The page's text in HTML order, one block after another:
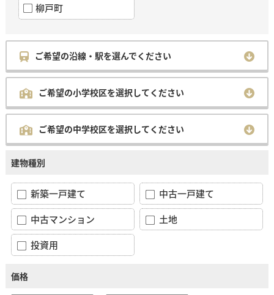
柳戸町
ご希望の沿線・駅を選んでください
ご希望の小学校区を選択してください
ご希望の中学校区を選択してください
建物種別
新築一戸建て
中古一戸建て
中古マンション
土地
投資用
価格